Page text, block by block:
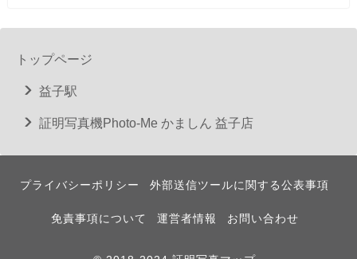
トップページ
益子駅
証明写真機Photo-Me かましん 益子店
プライバシーポリシー 外部送信ツールに関する公表事項
免責事項について 運営者情報 お問い合わせ